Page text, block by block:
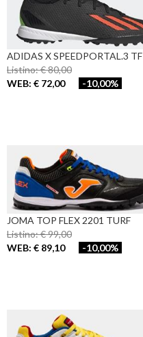
ADIDAS X SPEEDPORTAL.3 TF
Listino: € 80,00
WEB: € 72,00
-10,00%
JOMA TOP FLEX 2201 TURF
Listino: € 99,00
WEB: € 89,10
-10,00%